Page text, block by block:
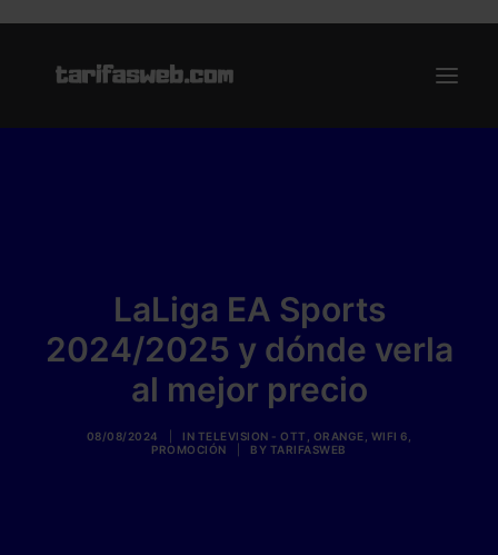
Renting
LaLiga EA Sports
2024/2025 y dónde verla
al mejor precio
08/08/2024 IN TELEVISION - OTT ORANGE WIFI 6
PROMOCIÓN
BY TARIFASWEB